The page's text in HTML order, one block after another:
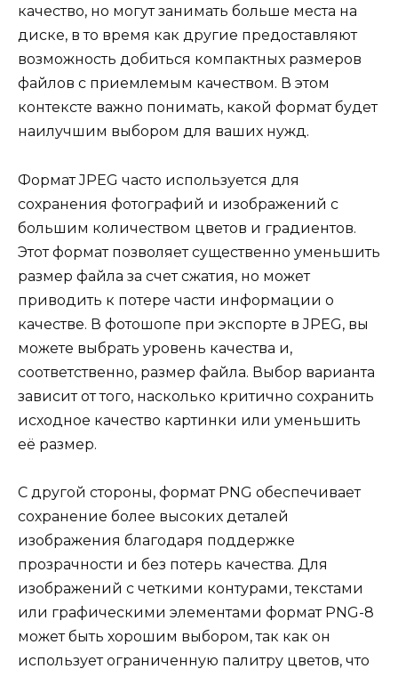
качество, но могут занимать больше места на
диске, в то время как другие предоставляют
возможность добиться компактных размеров
файлов с приемлемым качеством. В этом
контексте важно понимать, какой формат будет
наилучшим выбором для ваших нужд.
Формат JPEG часто используется для
сохранения фотографий и изображений с
большим количеством цветов и градиентов.
Этот формат позволяет существенно уменьшить
размер файла за счет сжатия, но может
приводить к потере части информации о
качестве. В фотошопе при экспорте в JPEG, вы
можете выбрать уровень качества и,
соответственно, размер файла. Выбор варианта
зависит от того, насколько критично сохранить
исходное качество картинки или уменьшить
её размер.
С другой стороны, формат PNG обеспечивает
сохранение более высоких деталей
изображения благодаря поддержке
прозрачности и без потерь качества. Для
изображений с четкими контурами, текстами
или графическими элементами формат PNG-8
может быть хорошим выбором, так как он
использует ограниченную палитру цветов, что